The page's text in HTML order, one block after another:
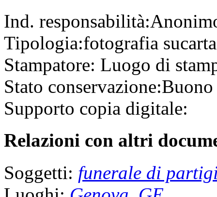
Ind. responsabilità:
Tipologia:fotografia su
Stampatore: Luogo di
Stato conservazione:Buono
Supporto copia digitale:
Relazioni con altri
Soggetti: funerale di